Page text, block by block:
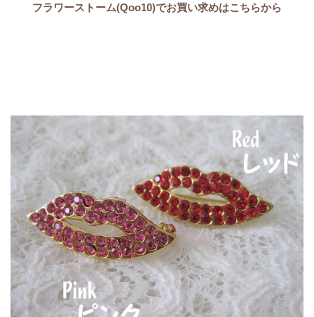
フラワーストーム(Qoo10)でお買い求めはこちらから